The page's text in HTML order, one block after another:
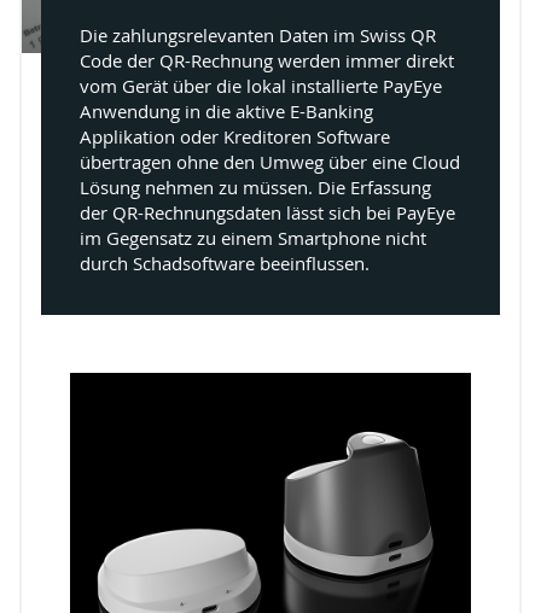
Die zahlungsrelevanten Daten im Swiss QR
Code der QR-Rechnung werden immer direkt
vom Gerät über die lokal installierte PayEye
Anwendung in die aktive E-Banking
Applikation oder Kreditoren Software
übertragen ohne den Umweg über eine Cloud
Lösung nehmen zu müssen. Die Erfassung
der QR-Rechnungsdaten lässt sich bei PayEye
im Gegensatz zu einem Smartphone nicht
durch Schadsoftware beeinflussen.